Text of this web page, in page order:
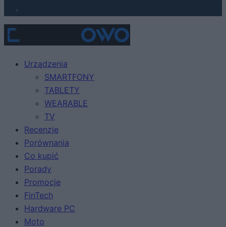
Urządzenia
SMARTFONY
TABLETY
WEARABLE
TV
Recenzje
Porównania
Co kupić
Porady
Promocje
FinTech
Hardware PC
Moto